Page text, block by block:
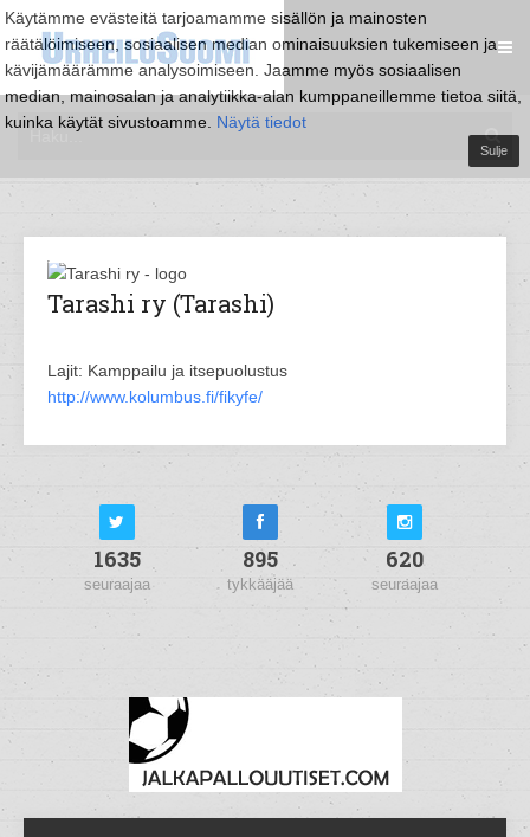
Käytämme evästeitä tarjoamamme sisällön ja mainosten
räätälöimiseen, sosiaalisen median ominaisuuksien tukemiseen ja
kävijämäärämme analysoimiseen. Jaamme myös sosiaalisen
median, mainosalan ja analytiikka-alan kumppaneillemme tietoa siitä,
kuinka käytät sivustoamme. Näytä tiedot
Sulje
Tarashi ry (Tarashi)
Lajit: Kamppailu ja itsepuolustus
http://www.kolumbus.fi/fikyfe/
1635
seuraajaa
895
tykkääjää
620
seuraajaa